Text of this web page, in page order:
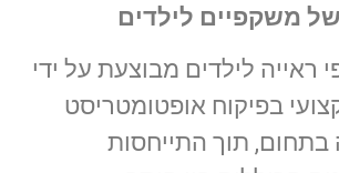
משקפיים לילדים
לילדים מבוצעת על ידי
בפיקוח אופטומטריסט
בתחום, תוך התייחסות